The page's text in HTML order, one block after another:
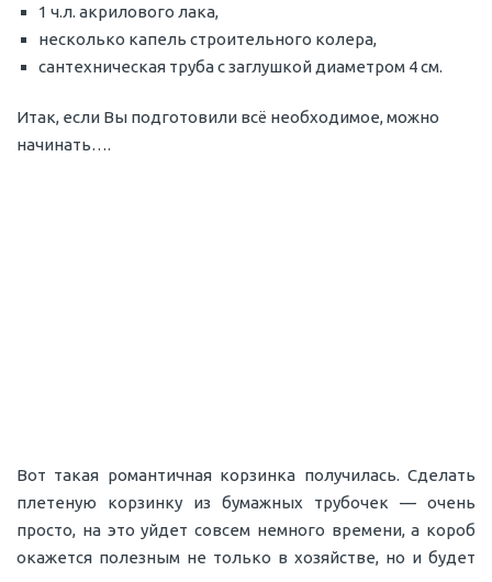
1 ч.л. акрилового лака,
несколько капель строительного колера,
сантехническая труба с заглушкой диаметром 4 см.
Итак, если Вы подготовили всё необходимое, можно
начинать….
Вот такая романтичная корзинка получилась. Сделать
плетеную корзинку из бумажных трубочек — очень
просто, на это уйдет совсем немного времени, а короб
окажется полезным не только в хозяйстве, но и будет